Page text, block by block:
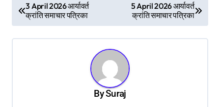
s
3 April 2026 आर्यावर्त
क्रांति समाचार पत्रिका
5 April 2026 आर्यावर्त
क्रांति समाचार पत्रिका
BySuraj